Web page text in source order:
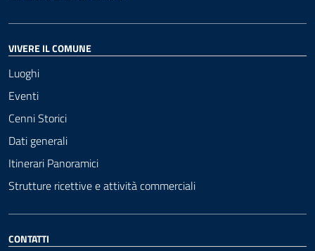
VIVERE IL COMUNE
Luoghi
Eventi
Cenni Storici
Dati generali
Itinerari Panoramici
Strutture ricettive e attività commerciali
CONTATTI